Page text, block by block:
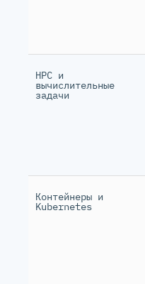
HPC и
вычислительные
задачи
Контейнеры и
Kubernetes